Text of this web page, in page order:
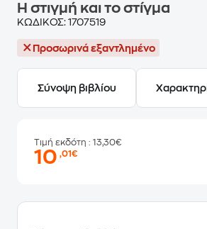
Η στιγμή και το στίγμα
ΚΩΔΙΚΟΣ: 1707519
Προσωρινά εξαντλημένο
Σύνοψη βιβλίου
Τιμή εκδότη : 13,30€
10,01€